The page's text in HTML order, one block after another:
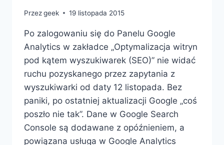
Przezgeek 19 listopada 2015
Po zalogowaniu się do Panelu Google
Analytics w zakładce „Optymalizacja witryn
pod kątem wyszukiwarek (SEO)” nie widać
ruchu pozyskanego przez zapytania z
wyszukiwarki od daty 12 listopada. Bez
paniki, po ostatniej aktualizacji Google „coś
poszło nie tak”. Dane w Google Search
Console są dodawane z opóźnieniem, a
powiązana usługa w Google Analytics